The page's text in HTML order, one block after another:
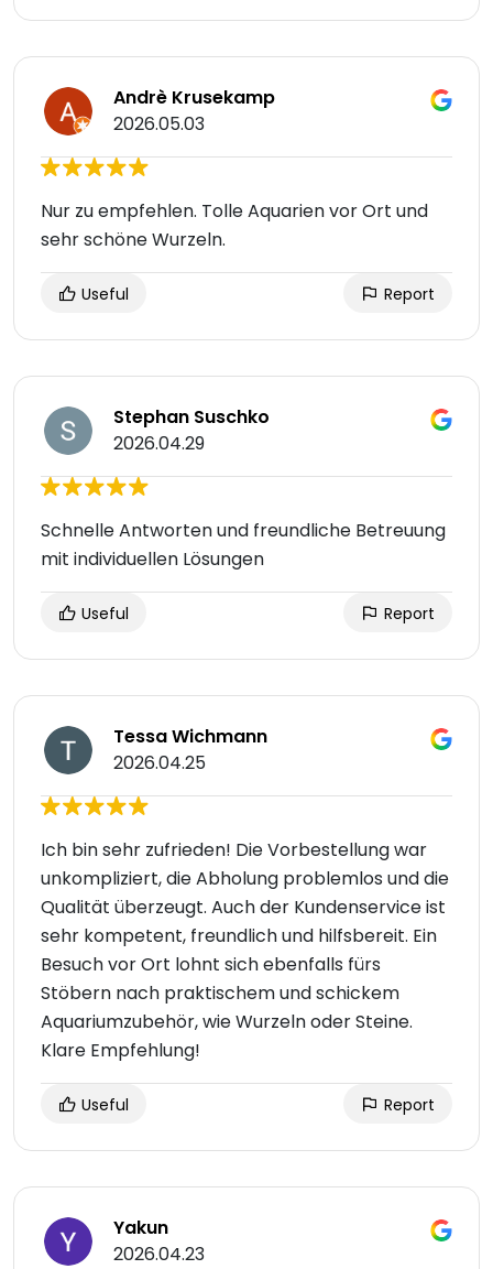
Andrè Krusekamp
2026.05.03
Nur zu empfehlen. Tolle Aquarien vor Ort und
sehr schöne Wurzeln.
Useful Report
Stephan Suschko
2026.04.29
Schnelle Antworten und freundliche Betreuung
mit individuellen Lösungen
Useful Report
Tessa Wichmann
2026.04.25
Ich bin sehr zufrieden! Die Vorbestellung war
unkompliziert, die Abholung problemlos und die
Qualität überzeugt. Auch der Kundenservice ist
sehr kompetent, freundlich und hilfsbereit. Ein
Besuch vor Ort lohnt sich ebenfalls fürs
Stöbern nach praktischem und schickem
Aquariumzubehör, wie Wurzeln oder Steine.
Klare Empfehlung!
Useful Report
Yakun
2026.04.23